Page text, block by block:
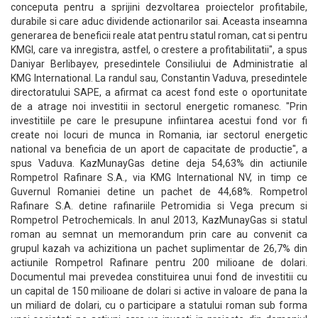
conceputa pentru a sprijini dezvoltarea proiectelor profitabile,
durabile si care aduc dividende actionarilor sai. Aceasta inseamna
generarea de beneficii reale atat pentru statul roman, cat si pentru
KMGI, care va inregistra, astfel, o crestere a profitabilitatii", a spus
Daniyar Berlibayev, presedintele Consiliului de Administratie al
KMG International. La randul sau, Constantin Vaduva, presedintele
directoratului SAPE, a afirmat ca acest fond este o oportunitate
de a atrage noi investitii in sectorul energetic romanesc. "Prin
investitiile pe care le presupune infiintarea acestui fond vor fi
create noi locuri de munca in Romania, iar sectorul energetic
national va beneficia de un aport de capacitate de productie", a
spus Vaduva. KazMunayGas detine deja 54,63% din actiunile
Rompetrol Rafinare S.A., via KMG International NV, in timp ce
Guvernul Romaniei detine un pachet de 44,68%. Rompetrol
Rafinare S.A. detine rafinariile Petromidia si Vega precum si
Rompetrol Petrochemicals. In anul 2013, KazMunayGas si statul
roman au semnat un memorandum prin care au convenit ca
grupul kazah va achizitiona un pachet suplimentar de 26,7% din
actiunile Rompetrol Rafinare pentru 200 milioane de dolari.
Documentul mai prevedea constituirea unui fond de investitii cu
un capital de 150 milioane de dolari si active in valoare de pana la
un miliard de dolari, cu o participare a statului roman sub forma